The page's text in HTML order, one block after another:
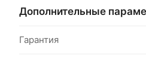
Дополнительные
Гарантия